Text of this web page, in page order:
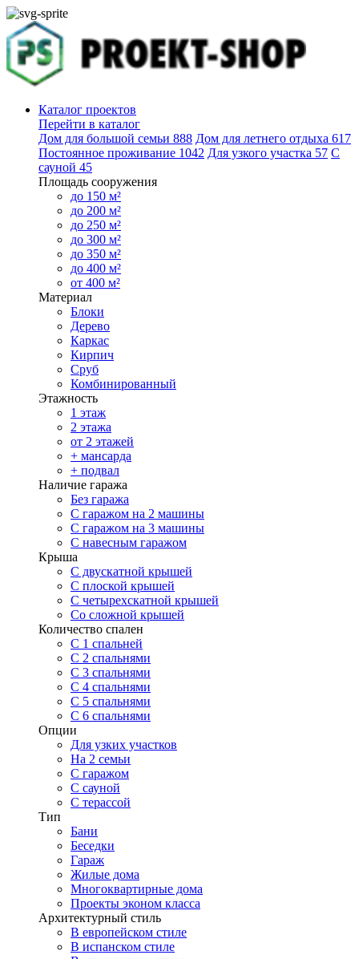
Каталог проектов
Перейти в каталог
Дом для большой семьи 888 Дом для летнего отдыха 617
Постоянное проживание 1042 Для узкого участка 57 С
сауной 45
Площадь сооружения
до 150 м²
до 200 м²
до 250 м²
до 300 м²
до 350 м²
до 400 м²
от 400 м²
Материал
Блоки
Дерево
Каркас
Кирпич
Сруб
Комбинированный
Этажность
1 этаж
2 этажа
от 2 этажей
+ мансарда
+ подвал
Наличие гаража
Без гаража
С гаражом на 2 машины
С гаражом на 3 машины
С навесным гаражом
Крыша
С двускатной крышей
С плоской крышей
С четырехскатной крышей
Со сложной крышей
Количество спален
С 1 спальней
С 2 спальнями
С 3 спальнями
С 4 спальнями
С 5 спальнями
С 6 спальнями
Опции
Для узких участков
На 2 семьи
С гаражом
С сауной
С терассой
Тип
Бани
Беседки
Гараж
Жилые дома
Многоквартирные дома
Проекты эконом класса
Архитектурный стиль
В европейском стиле
В испанском стиле